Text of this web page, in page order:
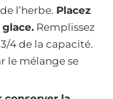
l’herbe. Placez
Remplissez
4 de la capacité.
le mélange se